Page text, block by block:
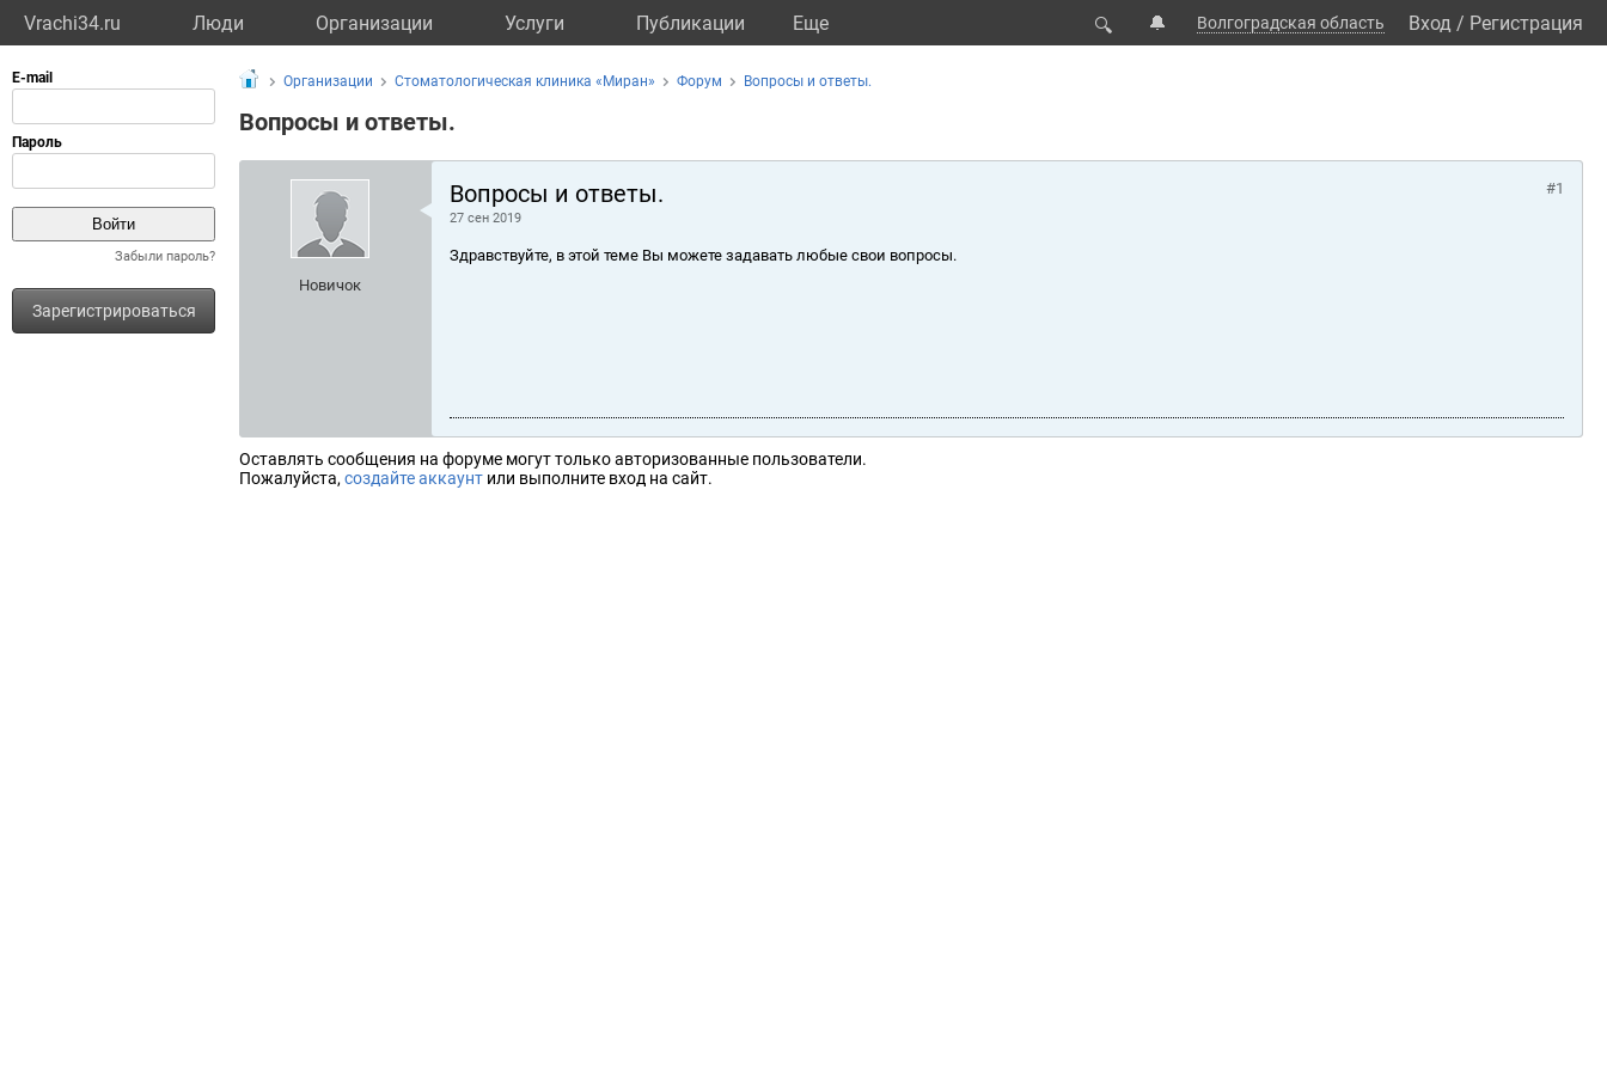
Vrachi34.ru Люди Организации Услуги Публикации Eще 🔍 🔔 Волгоградская область Вход / Регистрация
Забыли пароль?
Зарегистрироваться
Организации Стоматологическая клиника «Миран» Форум Вопросы и ответы.
Вопросы и ответы.
Новичок
Вопросы и ответы.
27 сен 2019
#1
Здравствуйте, в этой теме Вы можете задавать любые свои вопросы.
Оставлять сообщения на форуме могут только авторизованные пользователи.
Пожалуйста, создайте аккаунт или выполните вход на сайт.